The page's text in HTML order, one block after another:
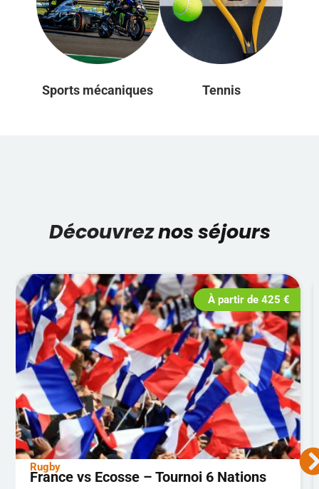
Sports mécaniques Tennis
Découvreznos séjours
À partir de425€
Rugby
France vs Ecosse – Tournoi 6 Nations